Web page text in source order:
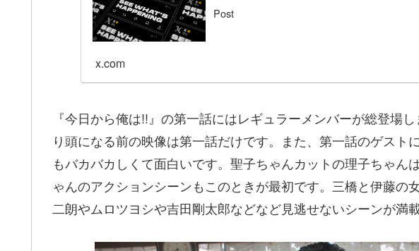
Post
x.com
『今日から俺は!!』の第一話にはレギュラーメンバーが総登場
り頭になる前の映像は第一話だけです。また、第一話のゲスト
もバカバカしくて面白いです。聖子ちゃんカットの理子ちゃん
ゃんのアクションシーンもこのときが最初です。三橋と伊藤の
二朗やムロツヨシや吉田剛太郎などなど見逃せないシーンが満載